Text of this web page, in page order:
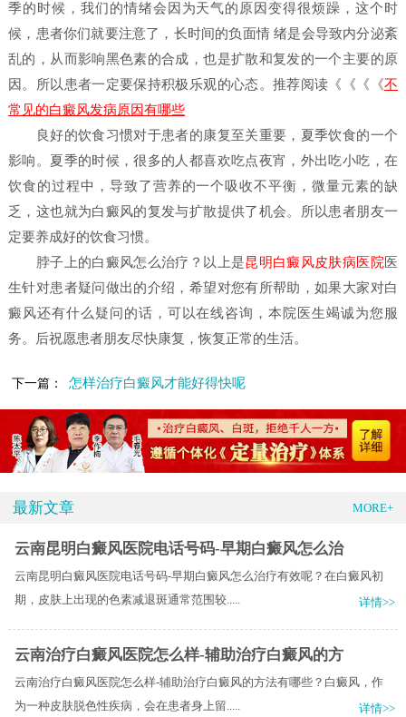
季的时候，我们的情绪会因为天气的原因变得很烦躁，这个时
候，患者你们就要注意了，长时间的负面情 绪是会导致内分泌紊
乱的，从而影响黑色素的合成，也是扩散和复发的一个主要的原
因。所以患者一定要保持积极乐观的心态。推荐阅读《《《《不
常见的白癜风发病原因有哪些
良好的饮食习惯对于患者的康复至关重要，夏季饮食的一个
影响。夏季的时候，很多的人都喜欢吃点夜宵，外出吃小吃，在
饮食的过程中，导致了营养的一个吸收不平衡，微量元素的缺
乏，这也就为白癜风的复发与扩散提供了机会。所以患者朋友一
定要养成好的饮食习惯。
脖子上的白癜风怎么治疗？ 以上是昆明白癜风皮肤病医院医
生针对患者疑问做出的介绍，希望对您有所帮助，如果大家对白
癜风还有什么疑问的话，可以在线咨询，本院医生竭诚为您服
务。后祝愿患者朋友尽快康复，恢复正常的生活。
下一篇： 怎样治疗白癜风才能好得快呢
最新文章 MORE+
云南昆明白癜风医院电话号码-早期白癜风怎么治
云南昆明白癜风医院电话号码-早期白癜风怎么治疗有效呢？在白癜风初
期，皮肤上出现的色素减退斑通常范围较.....
详情>>
云南治疗白癜风医院怎么样-辅助治疗白癜风的方
云南治疗白癜风医院怎么样-辅助治疗白癜风的方法有哪些？白癜风，作
为一种皮肤脱色性疾病，会在患者身上留.....
详情>>